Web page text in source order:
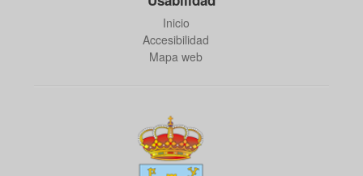
Inicio
Accesibilidad
Mapa web